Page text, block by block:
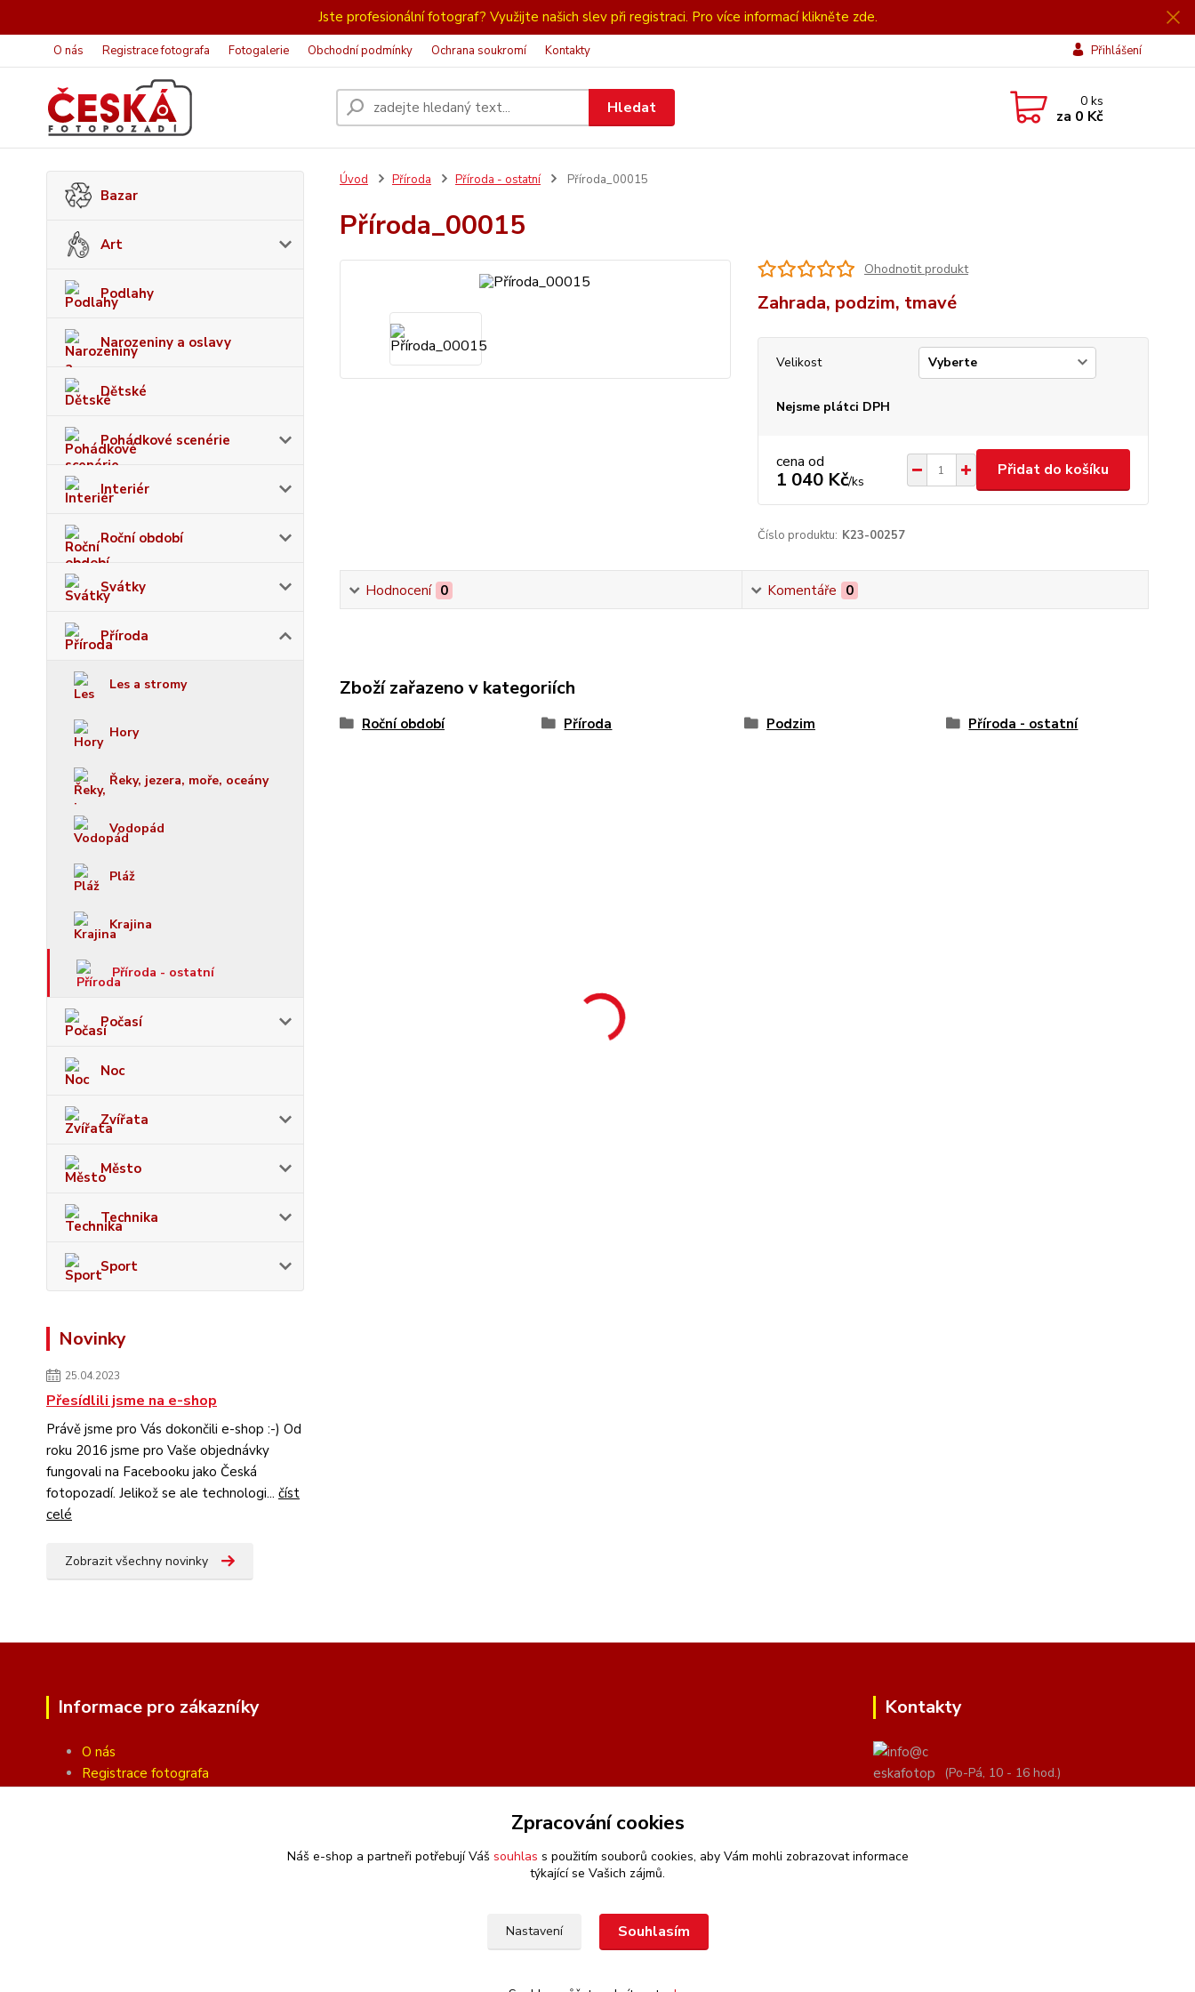
Jste profesionální fotograf? Využijte našich slev při registraci. Pro více informací klikněte zde.
O nás Registrace fotografa Fotogalerie Obchodní podmínky Ochrana soukromí Kontakty Přihlášení
Hledat 0ks
za 0 Kč
Bazar
Art
Podlahy
Narozeniny a oslavy
Dětské
Pohádkové scenérie
Interiér
Roční období
Svátky
Příroda
Les a stromy
Hory
Řeky, jezera, moře, oceány
Vodopád
Pláž
Krajina
Příroda - ostatní
Počasí
Noc
Zvířata
Město
Technika
Sport
Novinky
25.04.2023
Přesídlili jsme na e-shop
Právě jsme pro Vás dokončili e-shop :-) Od
roku 2016 jsme pro Vaše objednávky
fungovali na Facebooku jako Česká
fotopozadí. Jelikož se ale technologi... číst
celé
Zobrazit všechny novinky
Úvod Příroda Příroda - ostatní Příroda_00015
Příroda_00015
Ohodnotit produkt
Zahrada, podzim, tmavé
Velikost
Nejsme plátci DPH
cena od
1 040 Kč/ks
Přidat do košíku
Číslo produktu: K23-00257
Hodnocení 0 Komentáře 0
Zboží zařazeno v kategoriích
Roční období Příroda Podzim Příroda - ostatní
Informace pro zákazníky
O nás
Registrace fotografa
Kontakty
(Po-Pá, 10 - 16 hod.)
Zpracování cookies
Náš e-shop a partneři potřebují Váš souhlas s použitím souborů cookies, aby Vám mohli zobrazovat informace
týkající se Vašich zájmů.
Nastavení Souhlasím